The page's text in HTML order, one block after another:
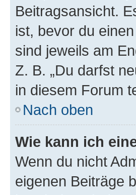
Beitragsansicht.
ist, bevor du
sind jeweils am
Z. B. „Du darfst
in diesem Forum
Nach oben
Wie kann ich
Wenn du nicht
eigenen Beiträge